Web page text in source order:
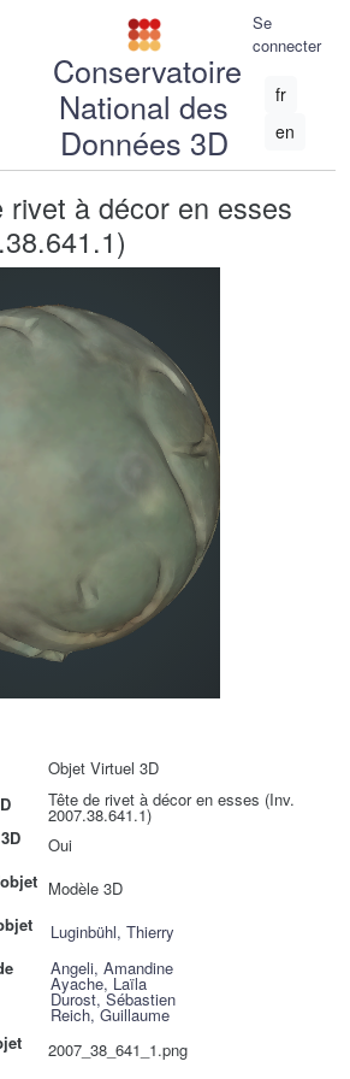
Conservatoire
National des
Données 3D
Se
connecter
fr
en
à décor en esses
Objet Virtuel 3D
Tête de rivet à décor en esses (Inv.
2007.38.641.1)
Oui
Modèle 3D
Luginbühl, Thierry
Angeli, Amandine
Ayache, Laïla
Durost, Sébastien
Reich, Guillaume
2007_38_641_1.png